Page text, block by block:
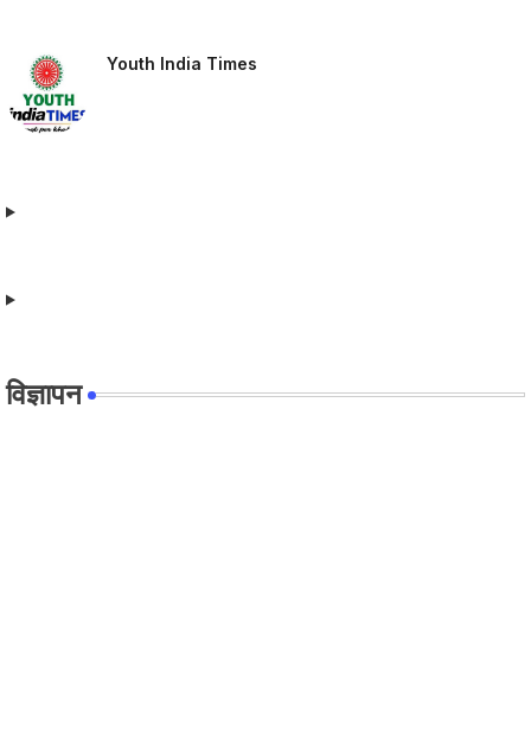
Youth India Times
विज्ञापन